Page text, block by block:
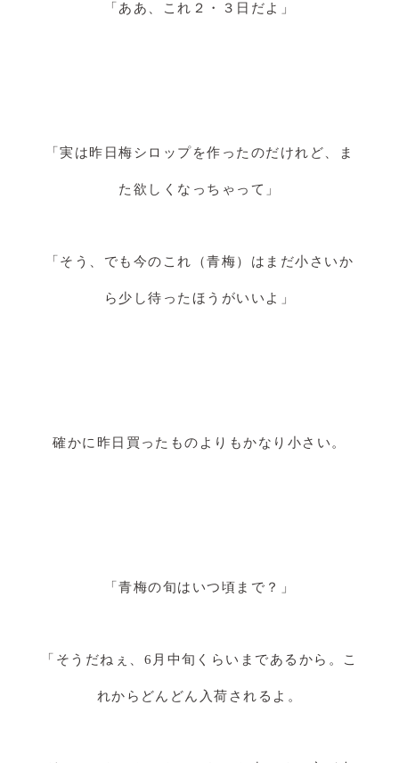
「ああ、これ２・３日だよ」
「実は昨日梅シロップを作ったのだけれど、ま
た欲しくなっちゃって」
「そう、でも今のこれ（青梅）はまだ小さいか
ら少し待ったほうがいいよ」
確かに昨日買ったものよりもかなり小さい。
「青梅の旬はいつ頃まで？」
「そうだねぇ、6月中旬くらいまであるから。こ
れからどんどん入荷されるよ。